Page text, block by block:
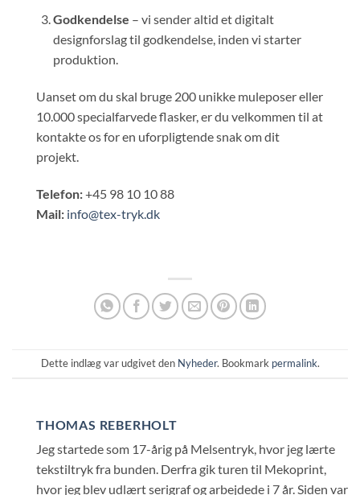
Godkendelse – vi sender altid et digitalt
designforslag til godkendelse, inden vi starter
produktion.
Uanset om du skal bruge 200 unikke muleposer eller
10.000 specialfarvede flasker, er du velkommen til at
kontakte os for en uforpligtende snak om dit
projekt.
Telefon:+45 98 10 10 88
Mail: info@tex-tryk.dk
Dette indlæg var udgivet den Nyheder. Bookmark permalink.
THOMAS REBERHOLT
Jeg startede som 17-årig på Melsentryk, hvor jeg lærte
tekstiltryk fra bunden. Derfra gik turen til Mekoprint,
hvor jeg blev udlært serigraf og arbejdede i 7 år. Siden var